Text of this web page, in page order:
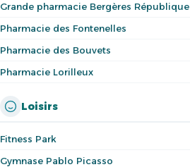
Grande pharmacie Bergères République
Pharmacie des Fontenelles
Pharmacie des Bouvets
Pharmacie Lorilleux
Loisirs
Fitness Park
Gymnase Pablo Picasso